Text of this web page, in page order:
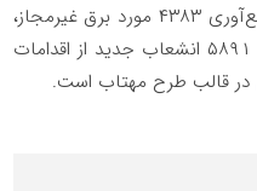
، جمع‌آوری ۴۳۸۳ مورد برق غیرمجاز،
تعویض ۵۷۶۵ کنتور معیوب و نصب ۵۸۹۱ انشعاب جدید از اقدامات
در قالب طرح مهتاب است.